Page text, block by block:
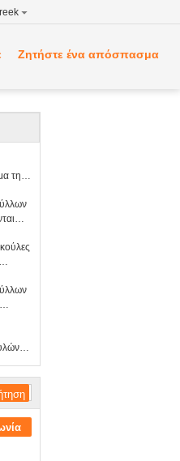
Ζητήστε ένα απόσπασμα
της